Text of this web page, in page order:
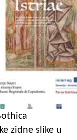
zidne slike u